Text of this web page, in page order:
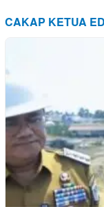
CAKAP KETUA